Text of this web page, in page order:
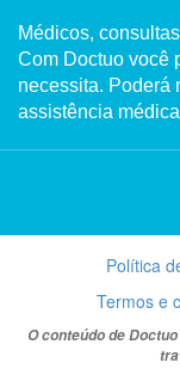
Médicos,
Com Doctuo você
necessita. Poderá
assistência
Política
Termos e
O conteúdo de